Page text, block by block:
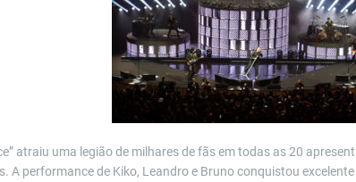
atraiu uma legião de milhares de fãs em todas as 20
A performance de Kiko, Leandro e Bruno conquistou